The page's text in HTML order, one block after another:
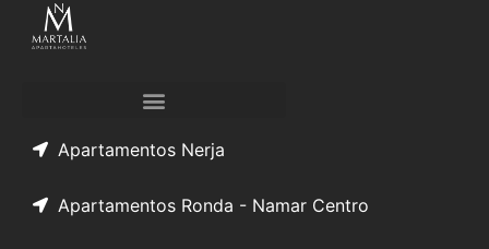
Apartamentos Nerja
Apartamentos Ronda - Namar Centro